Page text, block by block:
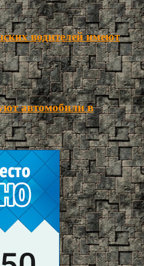
водителей имеют
автомобили в